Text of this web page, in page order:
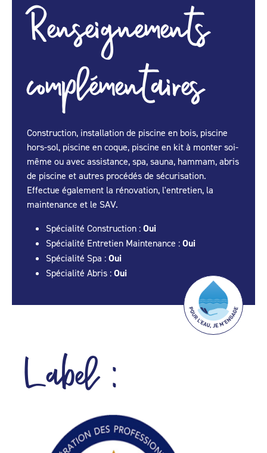
Renseignements
complémentaires
Construction, installation de piscine en bois, piscine
hors-sol, piscine en coque, piscine en kit à monter soi-
même ou avec assistance, spa, sauna, hammam, abris
de piscine et autres procédés de sécurisation.
Effectue également la rénovation, l'entretien, la
maintenance et le SAV.
Spécialité Construction : Oui
Spécialité Entretien Maintenance : Oui
Spécialité Spa : Oui
Spécialité Abris : Oui
Label :